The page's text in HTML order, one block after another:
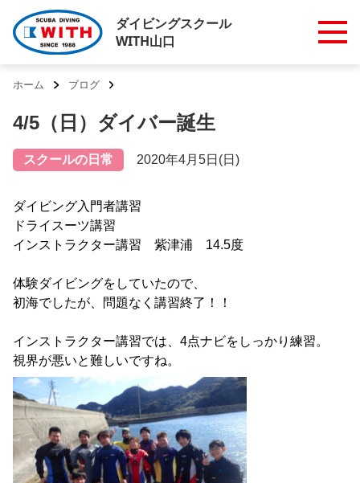
ダイビングスクール
WITH山口
ホーム ブログ
4/5（日）ダイバー誕生
スクールの日常 2020年4月5日(日)
ダイビング入門者講習
ドライスーツ講習
インストラクター講習 紫津浦 14.5度
体験ダイビングをしていたので、
初海でしたが、問題なく講習終了！！
インストラクター講習では、4点ナビをしっかり練習。
視界が悪いと難しいですね。